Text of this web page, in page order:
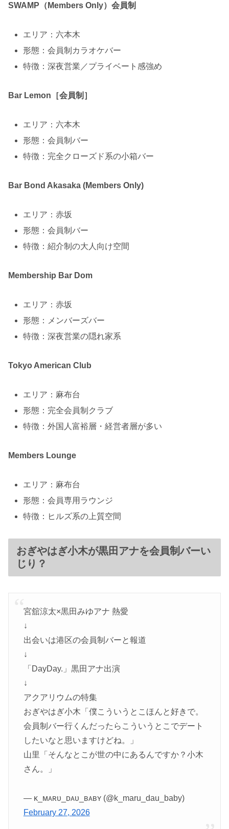
SWAMP（Members Only）会員制
エリア：六本木
形態：会員制カラオケバー
特徴：深夜営業／プライベート感強め
Bar Lemon［会員制］
エリア：六本木
形態：会員制バー
特徴：完全クローズド系の小箱バー
Bar Bond Akasaka (Members Only)
エリア：赤坂
形態：会員制バー
特徴：紹介制の大人向け空間
Membership Bar Dom
エリア：赤坂
形態：メンバーズバー
特徴：深夜営業の隠れ家系
Tokyo American Club
エリア：麻布台
形態：完全会員制クラブ
特徴：外国人富裕層・経営者層が多い
Members Lounge
エリア：麻布台
形態：会員専用ラウンジ
特徴：ヒルズ系の上質空間
おぎやはぎ小木が黒田アナを会員制バーい
じり？
宮舘涼太×黒田みゆアナ 熱愛
↓
出会いは港区の会員制バーと報道
↓
「DayDay.」黒田アナ出演
↓
アクアリウムの特集
おぎやはぎ小木「僕こういうとこほんと好きで。
会員制バー行くんだったらこういうとこでデート
したいなと思いますけどね。」
山里「そんなとこが世の中にあるんですか？小木
さん。」
— ᴋ_ᴍᴀʀᴜ_ᴅᴀᴜ_ʙᴀʙʏ (@k_maru_dau_baby)
February 27, 2026